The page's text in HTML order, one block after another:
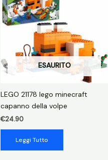
ESAURITO
LEGO 21178 lego minecraft
capanno della volpe
€24.90
Leggi Tutto